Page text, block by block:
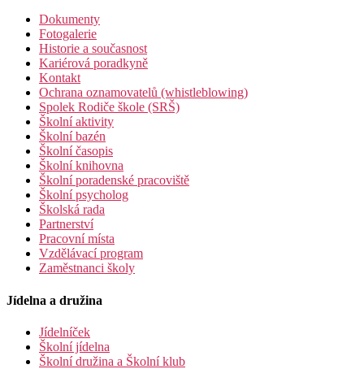
Dokumenty
Fotogalerie
Historie a současnost
Kariérová poradkyně
Kontakt
Ochrana oznamovatelů (whistleblowing)
Spolek Rodiče škole (SRŠ)
Školní aktivity
Školní bazén
Školní časopis
Školní knihovna
Školní poradenské pracoviště
Školní psycholog
Školská rada
Partnerství
Pracovní místa
Vzdělávací program
Zaměstnanci školy
Jídelna a družina
Jídelníček
Školní jídelna
Školní družina a Školní klub